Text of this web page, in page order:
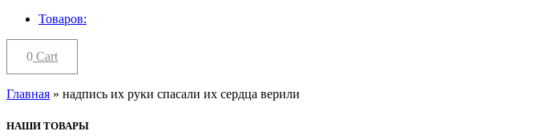
Товаров:
0 Cart
Главная » надпись их руки спасали их сердца верили
НАШИ ТОВАРЫ